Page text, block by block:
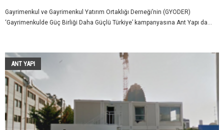
Gayrimenkul ve Gayrimenkul Yatırım Ortaklığı Derneği’nin (GYODER)
‘Gayrimenkulde Güç Birliği Daha Güçlü Türkiye’ kampanyasına Ant Yapı da...
ANT YAPI